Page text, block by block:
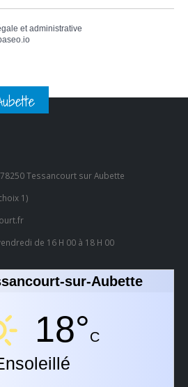
et administrative
Tessancourt sur Aubette
1)
de 16 H 00 à 18 H 00
sur-Aubette
18°C